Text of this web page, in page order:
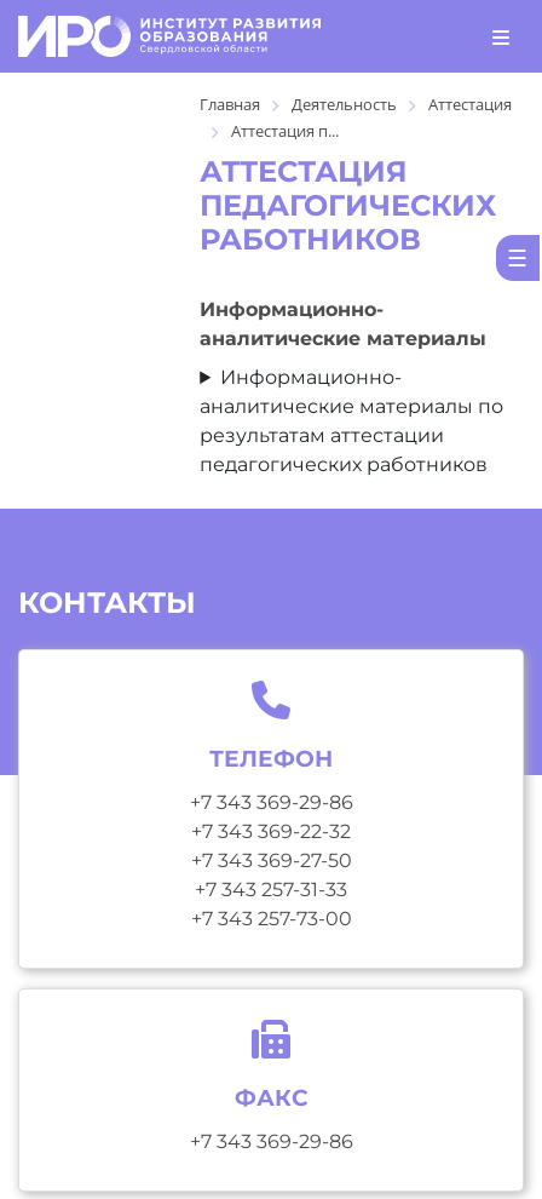
Главная Деятельность
Аттестация
Аттестация п...
АТТЕСТАЦИЯ
ПЕДАГОГИЧЕСКИХ
РАБОТНИКОВ
Информационно-
аналитические материалы
Информационно-
аналитические материалы по
результатам аттестации
педагогических работников
КОНТАКТЫ
ТЕЛЕФОН
+7 343 369-29-86
+7 343 369-22-32
+7 343 369-27-50
+7 343 257-31-33
+7 343 257-73-00
ФАКС
+7 343 369-29-86